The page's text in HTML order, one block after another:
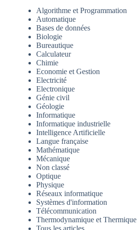
Algorithme et Programmation
Automatique
Bases de données
Biologie
Bureautique
Calculateur
Chimie
Economie et Gestion
Electricité
Electronique
Génie civil
Géologie
Informatique
Informatique industrielle
Intelligence Artificielle
Langue française
Mathématique
Mécanique
Non classé
Optique
Physique
Réseaux informatique
Systèmes d'information
Télécommunication
Thermodynamique et Thermique
Tous les articles